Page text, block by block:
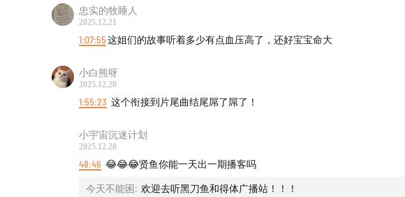
忠实的牧睡人
2025.12.21
1:07:55这姐们的故事听着多少有点血压高了，还好宝宝命大
小白熊呀
2025.12.20
1:55:23 这个衔接到片尾曲结尾屌了屌了！
小宇宙沉迷计划
2025.12.20
48:46 😂😂😂贤鱼你能一天出一期播客吗
今天不能困: 欢迎去听黑刀鱼和得体广播站！！！